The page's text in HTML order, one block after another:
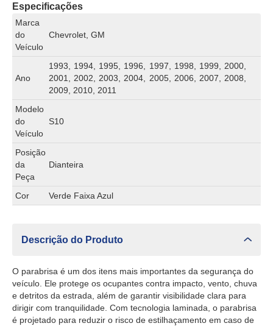
Especificações
Marca
do
Veículo
Chevrolet, GM
Ano
1993, 1994, 1995, 1996, 1997, 1998, 1999, 2000,
2001, 2002, 2003, 2004, 2005, 2006, 2007, 2008,
2009, 2010, 2011
Modelo
do
Veículo
S10
Posição
da
Peça
Dianteira
Cor Verde Faixa Azul
Descrição do Produto
O parabrisa é um dos itens mais importantes da segurança do
veículo. Ele protege os ocupantes contra impacto, vento, chuva
e detritos da estrada, além de garantir visibilidade clara para
dirigir com tranquilidade. Com tecnologia laminada, o parabrisa
é projetado para reduzir o risco de estilhaçamento em caso de